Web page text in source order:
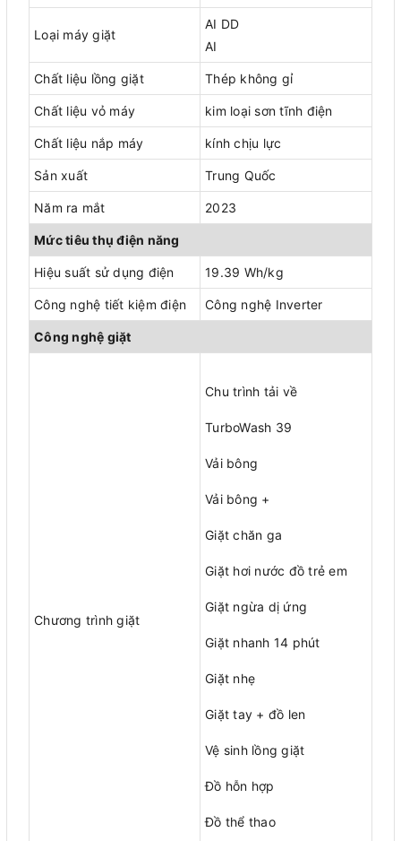
Loại máy giặt
AI DD
AI
Chất liệu lồng giặt Thép không gỉ
Chất liệu vỏ máy kim loại sơn tĩnh điện
Chất liệu nắp máy kính chịu lực
Sản xuất Trung Quốc
Năm ra mắt 2023
Mức tiêu thụ điện năng
Hiệu suất sử dụng điện 19.39 Wh/kg
Công nghệ tiết kiệm điện Công nghệ Inverter
Công nghệ giặt
Chương trình giặt
Chu trình tải về
TurboWash 39
Vải bông
Vải bông +
Giặt chăn ga
Giặt hơi nước đồ trẻ em
Giặt ngừa dị ứng
Giặt nhanh 14 phút
Giặt nhẹ
Giặt tay + đồ len
Vệ sinh lồng giặt
Đồ hỗn hợp
Đồ thể thao